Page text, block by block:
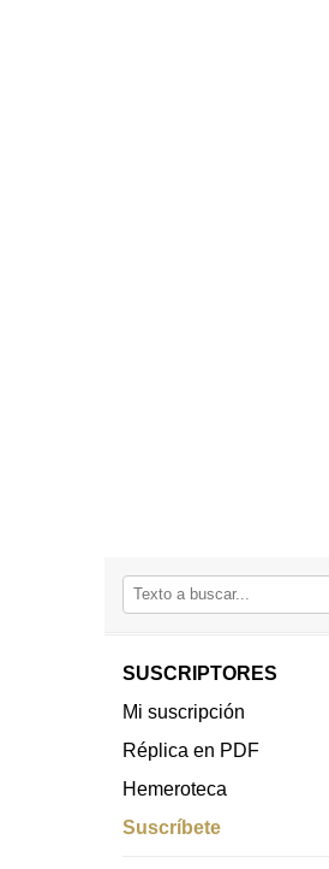
SUSCRIPTORES
Mi suscripción
Réplica en PDF
Hemeroteca
Suscríbete